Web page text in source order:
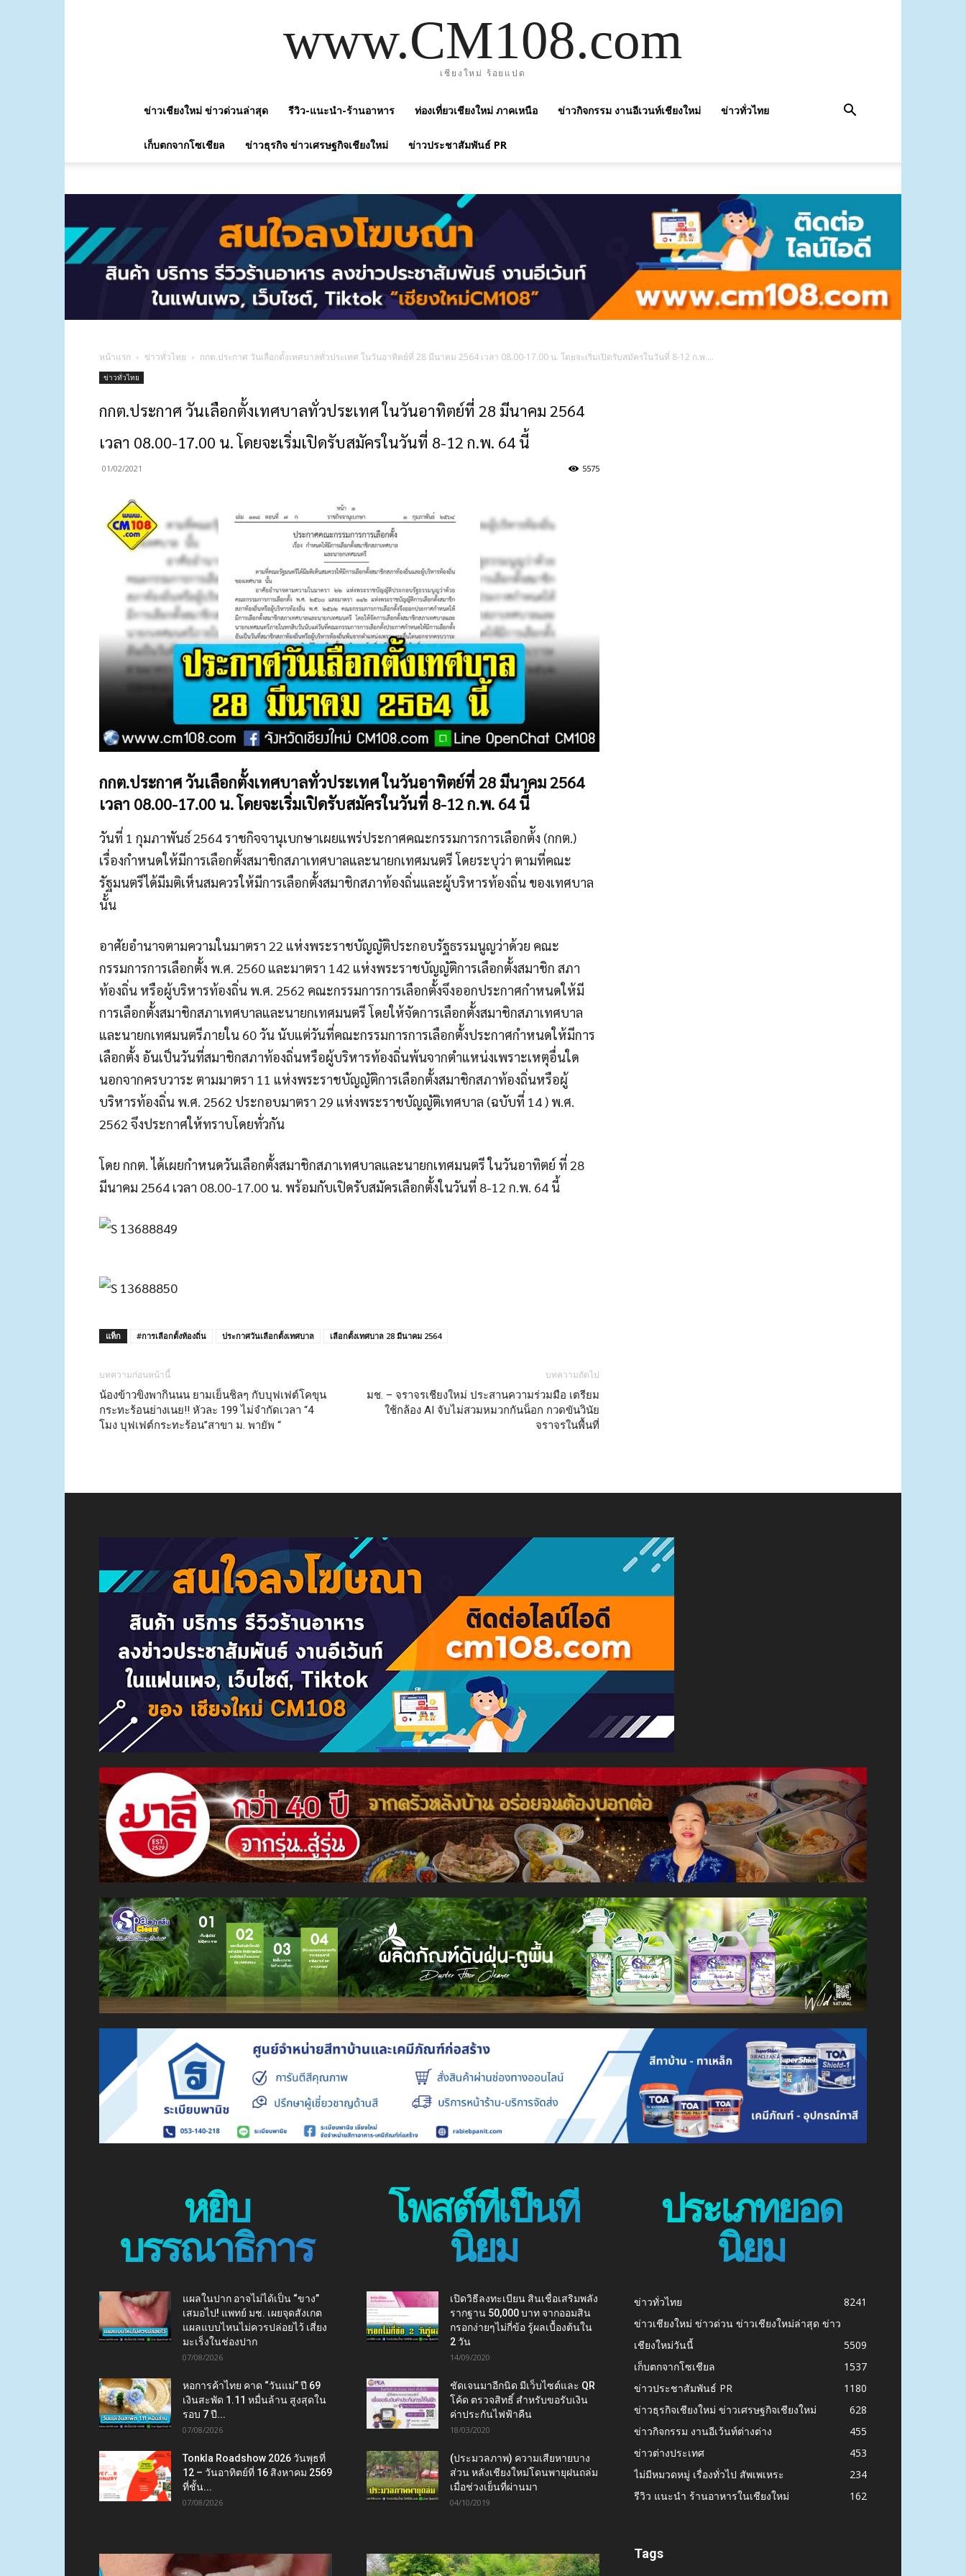
www.CM108.com
เชียงใหม่ ร้อยแปด
ข่าวเชียงใหม่ ข่าวด่วนล่าสุด รีวิว-แนะนำ-ร้านอาหาร ท่องเที่ยวเชียงใหม่ ภาคเหนือ ข่าวกิจกรรม งานอีเวนท์เชียงใหม่ ข่าวทั่วไทย
เก็บตกจากโซเชียล ข่าวธุรกิจ ข่าวเศรษฐกิจเชียงใหม่ ข่าวประชาสัมพันธ์ PR
หน้าแรก ข่าวทั่วไทย กกต.ประกาศ วันเลือกตั้งเทศบาลทั่วประเทศ ในวันอาทิตย์ที่ 28 มีนาคม 2564 เวลา 08.00-17.00 น. โดยจะเริ่มเปิดรับสมัครในวันที่ 8-12 ก.พ....
ข่าวทั่วไทย
กกต.ประกาศ วันเลือกตั้งเทศบาลทั่วประเทศ ในวันอาทิตย์ที่ 28 มีนาคม 2564
เวลา 08.00-17.00 น. โดยจะเริ่มเปิดรับสมัครในวันที่ 8-12 ก.พ. 64 นี้
01/02/2021 5575
กกต.ประกาศ วันเลือกตั้งเทศบาลทั่วประเทศ ในวันอาทิตย์ที่ 28 มีนาคม 2564
เวลา 08.00-17.00 น. โดยจะเริ่มเปิดรับสมัครในวันที่ 8-12 ก.พ. 64 นี้
วันที่ 1 กุมภาพันธ์ 2564 ราชกิจจานุเบกษาเผยแพร่ประกาศคณะกรรมการการเลือกต้ัง (กกต.)
เรื่องกำหนดให้มีการเลือกตั้งสมาชิกสภาเทศบาลและนายกเทศมนตรี โดยระบุว่า ตามที่คณะ
รัฐมนตรีได้มีมติเห็นสมควรให้มีการเลือกตั้งสมาชิกสภาท้องถิ่นและผู้บริหารท้องถิ่น ของเทศบาล
นั้น
อาศัยอำนาจตามความในมาตรา 22 แห่งพระราชบัญญัติประกอบรัฐธรรมนูญว่าด้วย คณะ
กรรมการการเลือกตั้ง พ.ศ. 2560 และมาตรา 142 แห่งพระราชบัญญัติการเลือกตั้งสมาชิก สภา
ท้องถิ่น หรือผู้บริหารท้องถิ่น พ.ศ. 2562 คณะกรรมการการเลือกตั้งจึงออกประกาศกำหนดให้มี
การเลือกตั้งสมาชิกสภาเทศบาลและนายกเทศมนตรี โดยให้จัดการเลือกตั้งสมาชิกสภาเทศบาล
และนายกเทศมนตรีภายใน 60 วัน นับแต่วันที่คณะกรรมการการเลือกตั้งประกาศกำหนดให้มีการ
เลือกตั้ง อันเป็นวันที่สมาชิกสภาท้องถิ่นหรือผู้บริหารท้องถิ่นพ้นจากตำแหน่งเพราะเหตุอื่นใด
นอกจากครบวาระ ตามมาตรา 11 แห่งพระราชบัญญัติการเลือกตั้งสมาชิกสภาท้องถิ่นหรือผู้
บริหารท้องถิ่น พ.ศ. 2562 ประกอบมาตรา 29 แห่งพระราชบัญญัติเทศบาล (ฉบับที่ 14 ) พ.ศ.
2562 จึงประกาศให้ทราบโดยทั่วกัน
โดย กกต. ได้เผยกำหนดวันเลือกตั้งสมาชิกสภาเทศบาลและนายกเทศมนตรี ในวันอาทิตย์ ที่ 28
มีนาคม 2564 เวลา 08.00-17.00 น. พร้อมกับเปิดรับสมัครเลือกตั้งในวันที่ 8-12 ก.พ. 64 นี้
แท็ก #การเลือกตั้งท้องถิ่น ประกาศวันเลือกตั้งเทศบาล เลือกตั้งเทศบาล 28 มีนาคม 2564
บทความก่อนหน้านี้
น้องข้าวขิงพากินนน ยามเย็นชิลๆ กับบุฟเฟต์โคขุน
กระทะร้อนย่างเนย!! หัวละ 199 ไม่จำกัดเวลา “4
โมง บุฟเฟต์กระทะร้อน”สาขา ม. พายัพ “
บทความถัดไป
มช. – จราจรเชียงใหม่ ประสานความร่วมมือ เตรียม
ใช้กล้อง AI จับไม่สวมหมวกกันน็อก กวดขันวินัย
จราจรในพื้นที่
หยิบ
บรรณาธิการ
แผลในปาก อาจไม่ได้เป็น “ขาง”
เสมอไป! แพทย์ มช. เผยจุดสังเกต
แผลแบบไหนไม่ควรปล่อยไว้ เสี่ยง
มะเร็งในช่องปาก
07/08/2026
หอการค้าไทย คาด “วันแม่” ปี 69
เงินสะพัด 1.11 หมื่นล้าน สูงสุดใน
รอบ 7 ปี...
07/08/2026
Tonkla Roadshow 2026 วันพุธที่
12 – วันอาทิตย์ที่ 16 สิงหาคม 2569
ที่ชั้น...
07/08/2026
โพสต์ที่เป็นที่
นิยม
เปิดวิธีลงทะเบียน สินเชื่อเสริมพลัง
รากฐาน 50,000 บาท จากออมสิน
กรอกง่ายๆไม่กี่ข้อ รู้ผลเบื้องต้นใน
2 วัน
14/09/2020
ชัดเจนมาอีกนิด มีเว็บไซต์และ QR
โค้ด ตรวจสิทธิ์ สำหรับขอรับเงิน
ค่าประกันไฟฟ้าคืน
18/03/2020
(ประมวลภาพ) ความเสียหายบาง
ส่วน หลังเชียงใหม่โดนพายุฝนถล่ม
เมื่อช่วงเย็นที่ผ่านมา
04/10/2019
ประเภทยอด
นิยม
ข่าวทั่วไทย
8241
ข่าวเชียงใหม่ ข่าวด่วน ข่าวเชียงใหม่ล่าสุด ข่าว
เชียงใหม่วันนี้
5509
เก็บตกจากโซเชียล
1537
ข่าวประชาสัมพันธ์ PR
1180
ข่าวธุรกิจเชียงใหม่ ข่าวเศรษฐกิจเชียงใหม่
628
ข่าวกิจกรรม งานอีเว้นท์ต่างต่าง
455
ข่าวต่างประเทศ
453
ไม่มีหมวดหมู่ เรื่องทั่วไป สัพเพเหระ
234
รีวิว แนะนำ ร้านอาหารในเชียงใหม่
162
Tags